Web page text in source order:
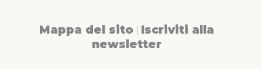
Mappa del sito Iscriviti alla
newsletter